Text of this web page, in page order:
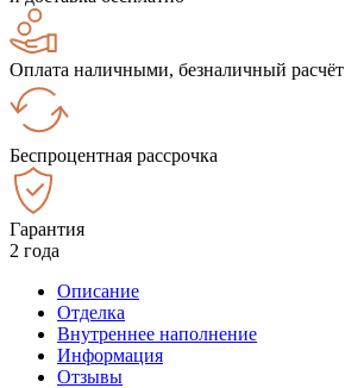
Оплата наличными, безналичный расчёт
Беспроцентная рассрочка
Гарантия
2 года
Описание
Отделка
Внутреннее наполнение
Информация
Отзывы